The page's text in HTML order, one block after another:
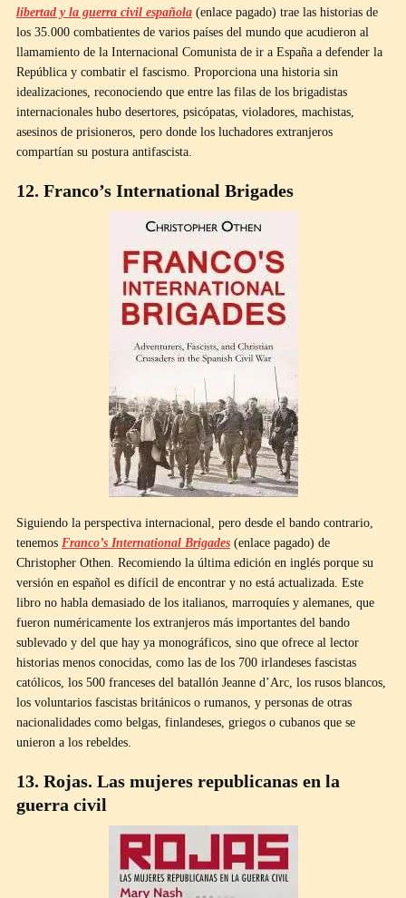
libertad y la guerra civil española (enlace pagado) trae las historias de
los 35.000 combatientes de varios países del mundo que acudieron al
llamamiento de la Internacional Comunista de ir a España a defender la
República y combatir el fascismo. Proporciona una historia sin
idealizaciones, reconociendo que entre las filas de los brigadistas
internacionales hubo desertores, psicópatas, violadores, machistas,
asesinos de prisioneros, pero donde los luchadores extranjeros
compartían su postura antifascista.
12. Franco’s International Brigades
Siguiendo la perspectiva internacional, pero desde el bando contrario,
tenemos Franco’s International Brigades (enlace pagado) de
Christopher Othen. Recomiendo la última edición en inglés porque su
versión en español es difícil de encontrar y no está actualizada. Este
libro no habla demasiado de los italianos, marroquíes y alemanes, que
fueron numéricamente los extranjeros más importantes del bando
sublevado y del que hay ya monográficos, sino que ofrece al lector
historias menos conocidas, como las de los 700 irlandeses fascistas
católicos, los 500 franceses del batallón Jeanne d’Arc, los rusos blancos,
los voluntarios fascistas británicos o rumanos, y personas de otras
nacionalidades como belgas, finlandeses, griegos o cubanos que se
unieron a los rebeldes.
13. Rojas. Las mujeres republicanas en la
guerra civil